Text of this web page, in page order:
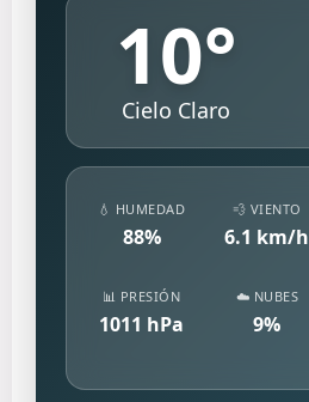
10°
Cielo Claro
💧 HUMEDAD
88%
💨 VIENTO
6.1 km/h
📊 PRESIÓN
1011 hPa
☁️ NUBES
9%